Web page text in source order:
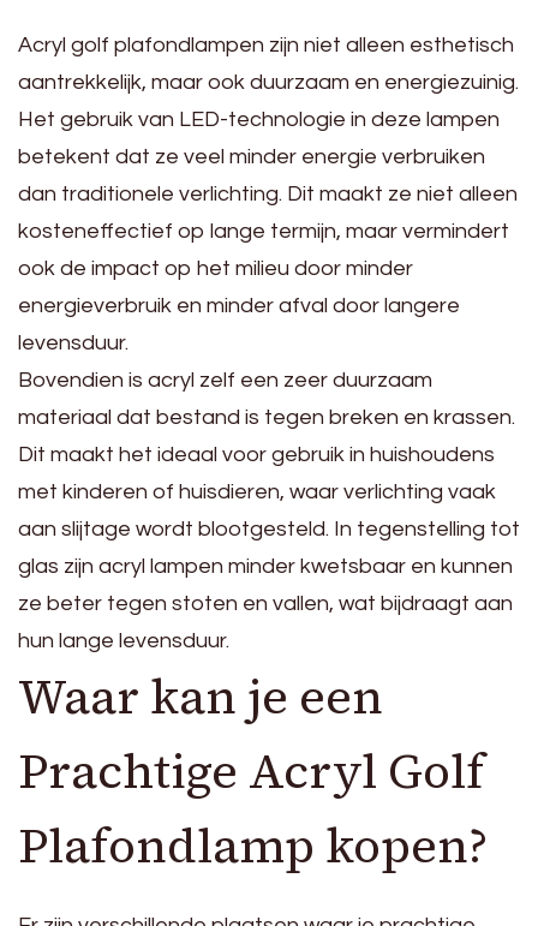
Acryl golf plafondlampen zijn niet alleen esthetisch
aantrekkelijk, maar ook duurzaam en energiezuinig.
Het gebruik van LED-technologie in deze lampen
betekent dat ze veel minder energie verbruiken
dan traditionele verlichting. Dit maakt ze niet alleen
kosteneffectief op lange termijn, maar vermindert
ook de impact op het milieu door minder
energieverbruik en minder afval door langere
levensduur.
Bovendien is acryl zelf een zeer duurzaam
materiaal dat bestand is tegen breken en krassen.
Dit maakt het ideaal voor gebruik in huishoudens
met kinderen of huisdieren, waar verlichting vaak
aan slijtage wordt blootgesteld. In tegenstelling tot
glas zijn acryl lampen minder kwetsbaar en kunnen
ze beter tegen stoten en vallen, wat bijdraagt aan
hun lange levensduur.
Waar kan je een
Prachtige Acryl Golf
Plafondlamp kopen?